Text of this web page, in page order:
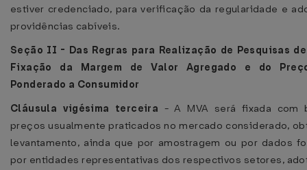
estiver credenciado, para verificação da regularidade e
providências cabíveis.
Seção II - Das Regras para Realização de Pesquisas
Fixação da Margem de Valor Agregado e do
Ponderado a Consumidor
Cláusula vigésima terceira - A MVA será fixada com
preços usualmente praticados no mercado considerado,
levantamento, ainda que por amostragem ou por dados
por entidades representativas dos respectivos setores,